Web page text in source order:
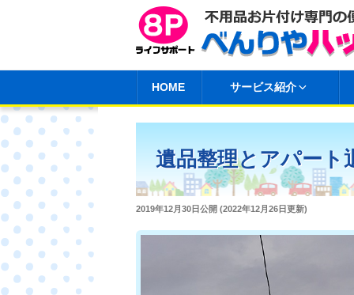
ン
へ
ス
HOME サービス紹介
遺品整理とアパート
投
日:
2019年12月30日公開 (2022年12月26日更新)